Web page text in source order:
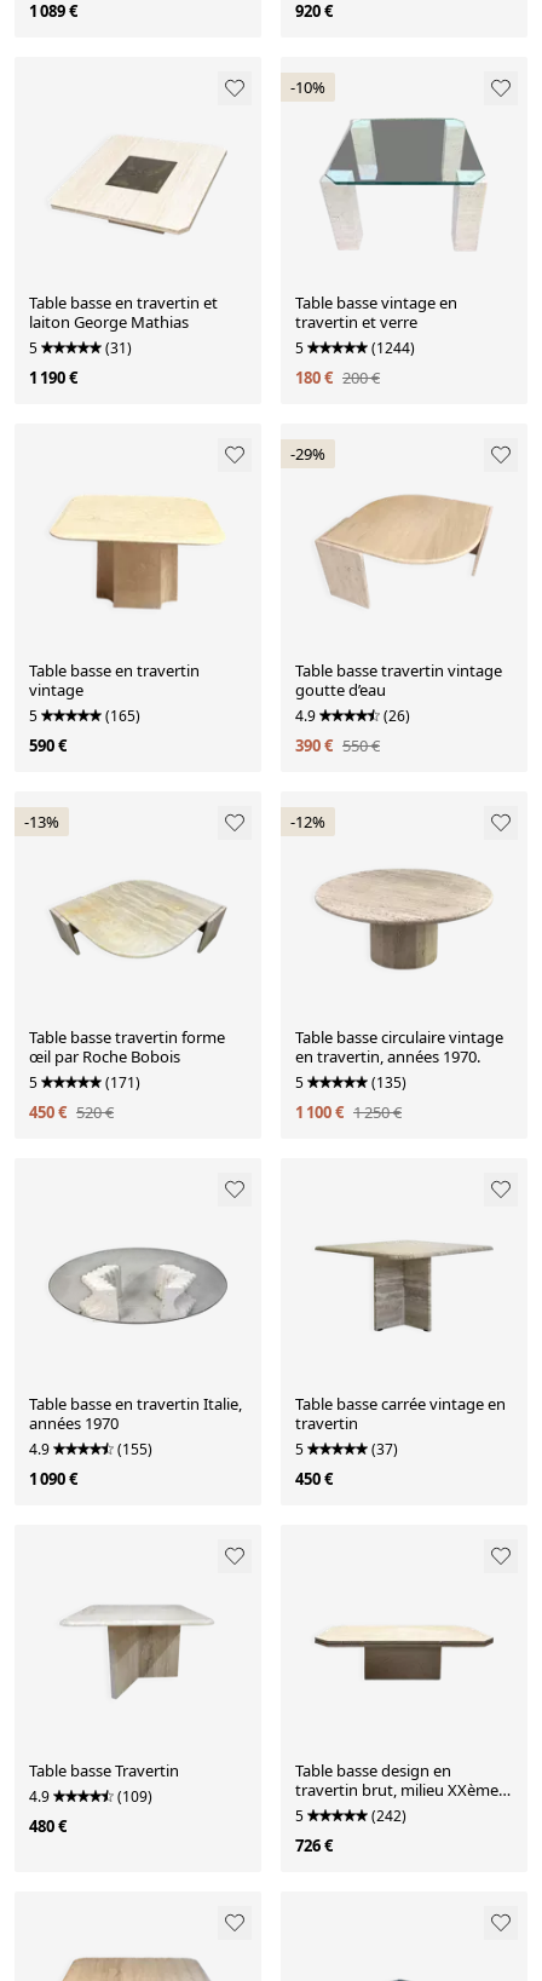
1 089 € 920 €
Table basse en travertin et
laiton George Mathias
5 (31)
1 190 €
-10%
Table basse vintage en
travertin et verre
5 (1244)
180 € 200 €
Table basse en travertin
vintage
5 (165)
590 €
-29%
Table basse travertin vintage
goutte d’eau
4.9 (26)
390 € 550 €
-13%
Table basse travertin forme
œil par Roche Bobois
5 (171)
450 € 520 €
-12%
Table basse circulaire vintage
en travertin, années 1970.
5 (135)
1 100 € 1 250 €
Table basse en travertin Italie,
années 1970
4.9 (155)
1 090 €
Table basse carrée vintage en
travertin
5 (37)
450 €
Table basse Travertin
4.9 (109)
480 €
Table basse design en
travertin brut, milieu XXème
italie 1970
5 (242)
726 €